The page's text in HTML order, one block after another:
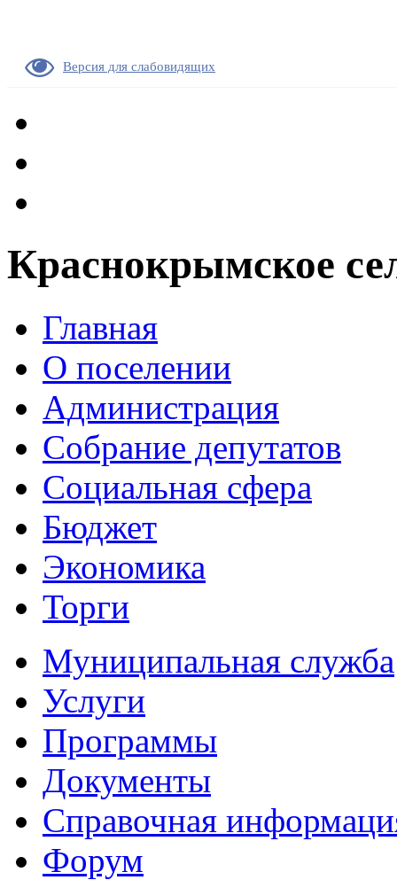
Версия для слабовидящих
Краснокрымское
Главная
О поселении
Администрация
Собрание депутатов
Социальная сфера
Бюджет
Экономика
Торги
Муниципальная служба
Услуги
Программы
Документы
Справочная
Форум